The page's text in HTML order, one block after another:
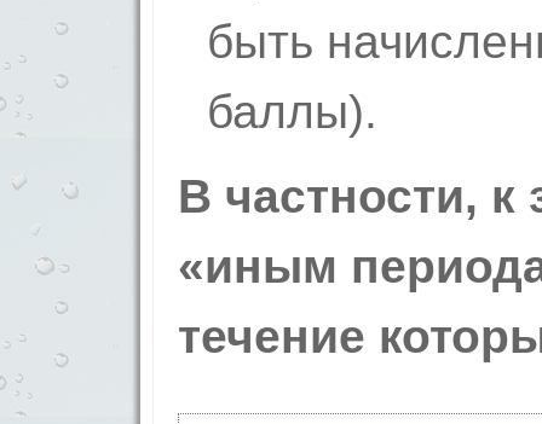
быть
баллы).
В частности,
«иным
течение